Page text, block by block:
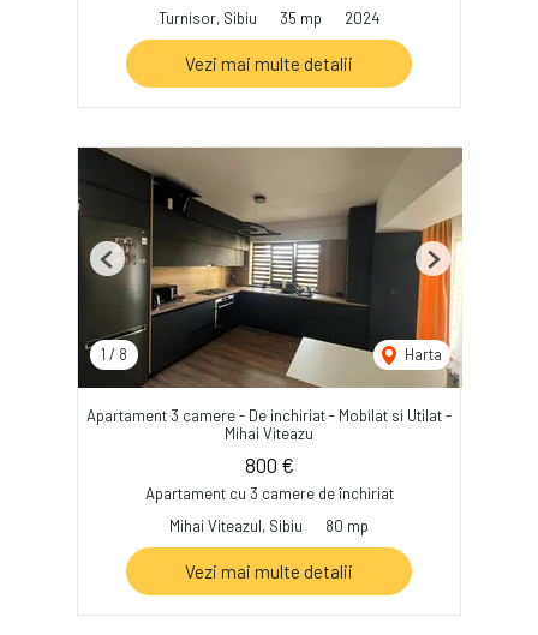
Turnisor, Sibiu
35 mp 2024
Vezi mai multe detalii
1 / 8 Harta
Previous Next
Apartament 3 camere - De inchiriat - Mobilat si Utilat -
Mihai Viteazu
800 €
Apartament cu 3 camere de închiriat
Mihai Viteazul, Sibiu
80 mp
Vezi mai multe detalii